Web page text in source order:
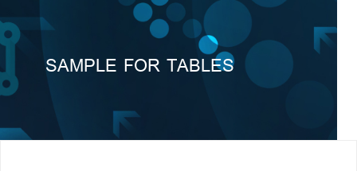
SAMPLE FOR TABLES